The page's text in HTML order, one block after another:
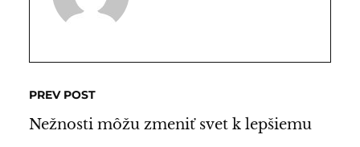
PREV POST
Nežnosti môžu zmeniť svet k lepšiemu